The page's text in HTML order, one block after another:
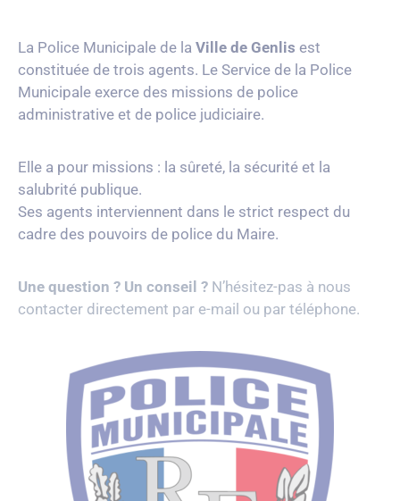
La Police Municipale de la Ville de Genlis est
constituée de trois agents. Le Service de la Police
Municipale exerce des missions de police
administrative et de police judiciaire.
Elle a pour missions : l a sûreté, la sécurité et la
salubrité publique.
Ses agents interviennent dans le strict respect du
cadre des pouvoirs de police du Maire.
Une question ? Un conseil ? N’hésitez-pas à nous
contacter directement par e-mail ou par téléphone.